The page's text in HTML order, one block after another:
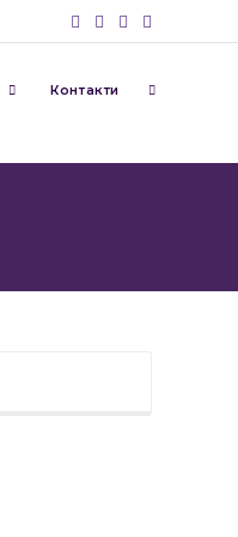
Контакти